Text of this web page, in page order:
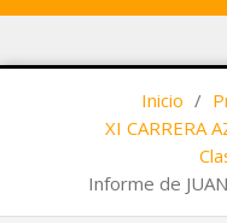
Inicio /
XI CARRERA
Informe de